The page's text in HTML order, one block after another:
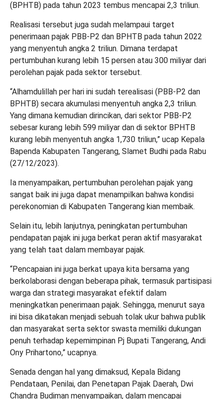
(BPHTB) pada tahun 2023 tembus mencapai 2,3 triliun.
Realisasi tersebut juga sudah melampaui target
penerimaan pajak PBB-P2 dan BPHTB pada tahun 2022
yang menyentuh angka 2 triliun. Dimana terdapat
pertumbuhan kurang lebih 15 persen atau 300 miliyar dari
perolehan pajak pada sektor tersebut.
“Alhamdulillah per hari ini sudah terealisasi (PBB-P2 dan
BPHTB) secara akumulasi menyentuh angka 2,3 triliun.
Yang dimana kemudian dirincikan, dari sektor PBB-P2
sebesar kurang lebih 599 miliyar dan di sektor BPHTB
kurang lebih menyentuh angka 1,730 triliun,” ucap Kepala
Bapenda Kabupaten Tangerang, Slamet Budhi pada Rabu
(27/12/2023).
Ia menyampaikan, pertumbuhan perolehan pajak yang
sangat baik ini juga dapat menampilkan bahwa kondisi
perekonomian di Kabupaten Tangerang kian membaik.
Selain itu, lebih lanjutnya, peningkatan pertumbuhan
pendapatan pajak ini juga berkat peran aktif masyarakat
yang telah taat dalam membayar pajak.
“Pencapaian ini juga berkat upaya kita bersama yang
berkolaborasi dengan beberapa pihak, termasuk partisipasi
warga dan strategi masyarakat efektif dalam
meningkatkan penerimaan pajak. Sehingga, menurut saya
ini bisa dikatakan menjadi sebuah tolak ukur bahwa publik
dan masyarakat serta sektor swasta memiliki dukungan
penuh terhadap kepemimpinan Pj Bupati Tangerang, Andi
Ony Prihartono,” ucapnya.
Senada dengan hal yang dimaksud, Kepala Bidang
Pendataan, Penilai, dan Penetapan Pajak Daerah, Dwi
Chandra Budiman menyampaikan, dalam mencapai